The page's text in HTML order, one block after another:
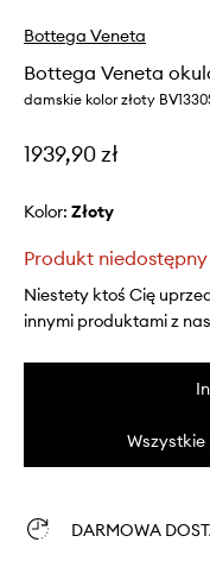
Bottega Veneta
Bottega Veneta
damskie kolor złoty
1939,90 zł
Kolor: złoty
Produkt niedostępny
Niestety ktoś Cię
innymi produktami z
DARMOWA